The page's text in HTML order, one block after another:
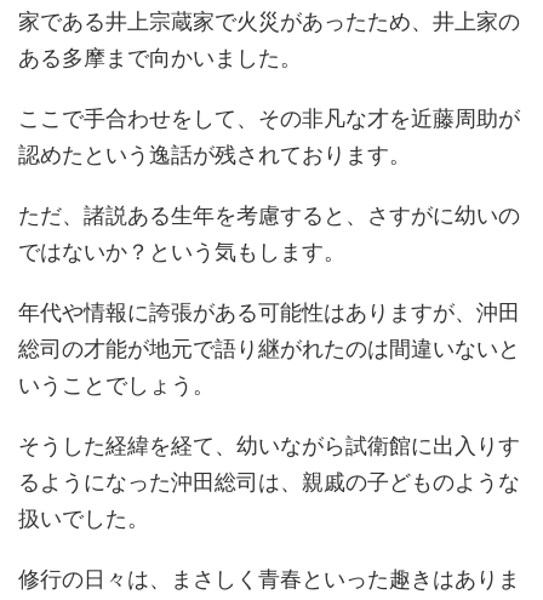
家である井上宗蔵家で火災があったため、井上家の
ある多摩まで向かいました。
ここで手合わせをして、その非凡な才を近藤周助が
認めたという逸話が残されております。
ただ、諸説ある生年を考慮すると、さすがに幼いの
ではないか？という気もします。
年代や情報に誇張がある可能性はありますが、沖田
総司の才能が地元で語り継がれたのは間違いないと
いうことでしょう。
そうした経緯を経て、幼いながら試衛館に出入りす
るようになった沖田総司は、親戚の子どものような
扱いでした。
修行の日々は、まさしく青春といった趣きはありま